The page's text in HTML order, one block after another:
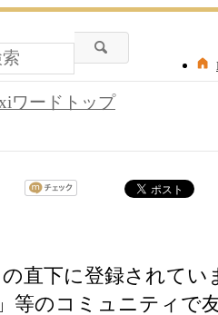
ワードトップ
の直下に登録されてい
等のコミュニティで